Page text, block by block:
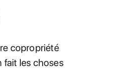
copropriété
fait les choses